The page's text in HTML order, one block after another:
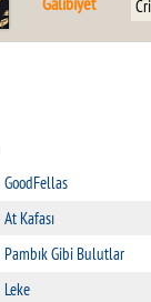
GoodFellas
At Kafası
Pambık Gibi Bulutlar
Leke